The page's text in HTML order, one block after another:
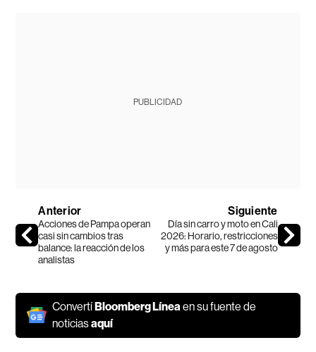
PUBLICIDAD
Anterior
Acciones de Pampa operan
casi sin cambios tras
balance: la reacción de los
analistas
Siguiente
Día sin carro y moto en Cali
2026: Horario, restricciones
y más para este 7 de agosto
ConvertíBloomberg Línea en su fuente de
noticiasaquí